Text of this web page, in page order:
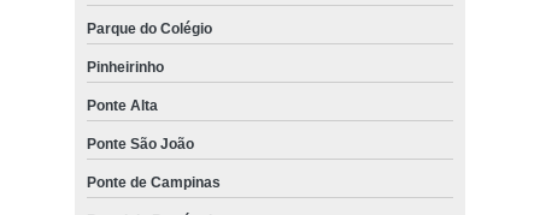
Parque do Colégio
Pinheirinho
Ponte Alta
Ponte São João
Ponte de Campinas